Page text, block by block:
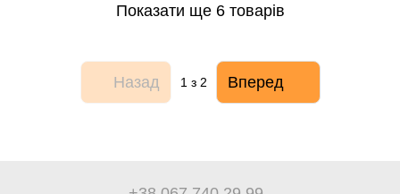
Показати ще 6 товарів
Назад 1 з 2 Вперед